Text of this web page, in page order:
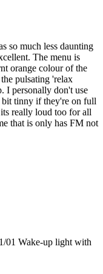
so much less daunting
The menu is
orange colour of the
pulsating 'relax
I personally don't use
bit tinny if they're on full
really loud too for all
that is only has FM not
01 Wake-up light with